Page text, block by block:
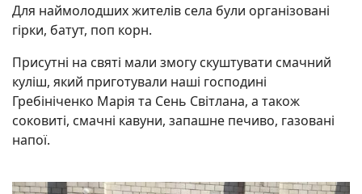
Для наймолодших жителів села були організовані
гірки, батут, поп корн.
Присутні на святі мали змогу скуштувати смачний
куліш, який приготували наші господині
Гребініченко Марія та Сень Світлана, а також
соковиті, смачні кавуни, запашне печиво, газовані
напої.